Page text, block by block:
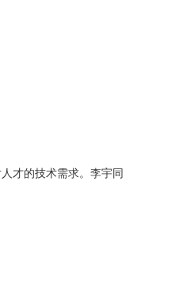
才的技术需求。李宇同